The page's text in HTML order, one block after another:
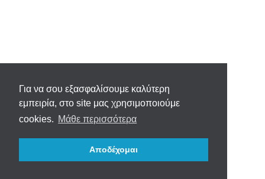
Για να σου εξασφαλίσουμε καλύτερη
εμπειρία, στο site μας χρησιμοποιούμε
cookies. Μάθε περισσότερα
Αποδέχομαι